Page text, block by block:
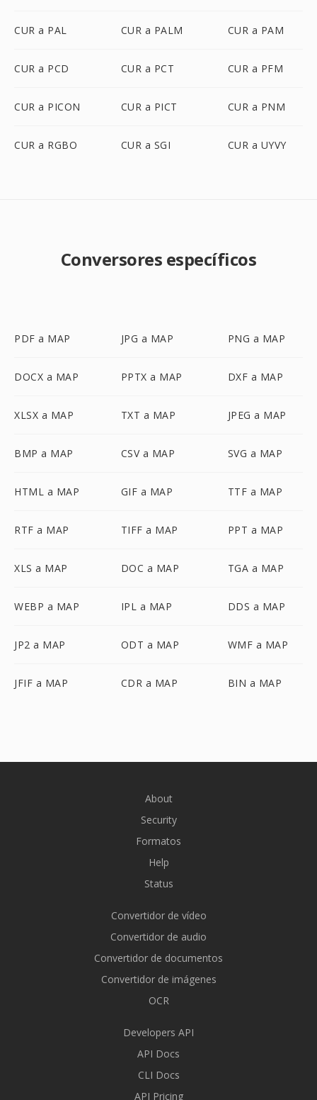
CUR a PAL CUR a PALM CUR a PAM
CUR a PCD CUR a PCT CUR a PFM
CUR a PICON CUR a PICT CUR a PNM
CUR a RGBO CUR a SGI CUR a UYVY
Conversores específicos
PDF a MAP JPG a MAP PNG a MAP
DOCX a MAP PPTX a MAP DXF a MAP
XLSX a MAP TXT a MAP JPEG a MAP
BMP a MAP CSV a MAP SVG a MAP
HTML a MAP GIF a MAP TTF a MAP
RTF a MAP TIFF a MAP PPT a MAP
XLS a MAP DOC a MAP TGA a MAP
WEBP a MAP IPL a MAP DDS a MAP
JP2 a MAP ODT a MAP WMF a MAP
JFIF a MAP CDR a MAP BIN a MAP
About
Security
Formatos
Help
Status
Convertidor de vídeo
Convertidor de audio
Convertidor de documentos
Convertidor de imágenes
OCR
Developers API
API Docs
CLI Docs
API Pricing